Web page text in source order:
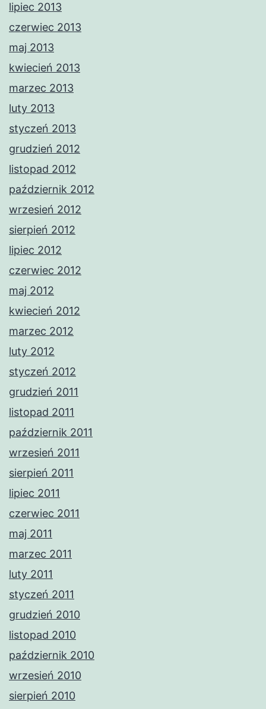
lipiec 2013
czerwiec 2013
maj 2013
kwiecień 2013
marzec 2013
luty 2013
styczeń 2013
grudzień 2012
listopad 2012
październik 2012
wrzesień 2012
sierpień 2012
lipiec 2012
czerwiec 2012
maj 2012
kwiecień 2012
marzec 2012
luty 2012
styczeń 2012
grudzień 2011
listopad 2011
październik 2011
wrzesień 2011
sierpień 2011
lipiec 2011
czerwiec 2011
maj 2011
marzec 2011
luty 2011
styczeń 2011
grudzień 2010
listopad 2010
październik 2010
wrzesień 2010
sierpień 2010